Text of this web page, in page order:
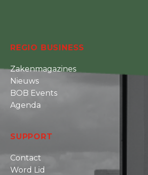
REGIO BUSINESS
Zakenmagazines
Nieuws
BOB Events
Agenda
SUPPORT
Contact
Word Lid